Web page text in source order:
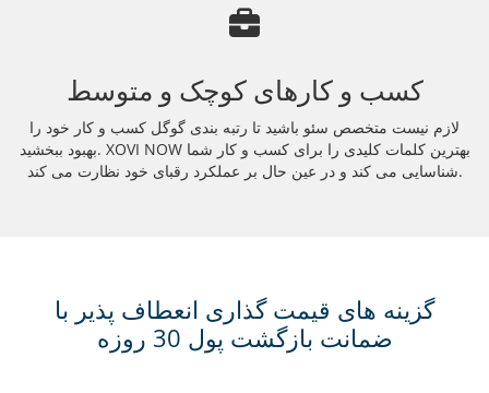
کسب و کارهای کوچک و متوسط
لازم نیست متخصص سئو باشید تا رتبه بندی گوگل کسب و کار خود را
بهبود ببخشید. XOVI NOW بهترین کلمات کلیدی را برای کسب و کار شما
شناسایی می کند و در عین حال بر عملکرد رقبای خود نظارت می کند.
گزینه های قیمت گذاری انعطاف پذیر با
ضمانت بازگشت پول 30 روزه